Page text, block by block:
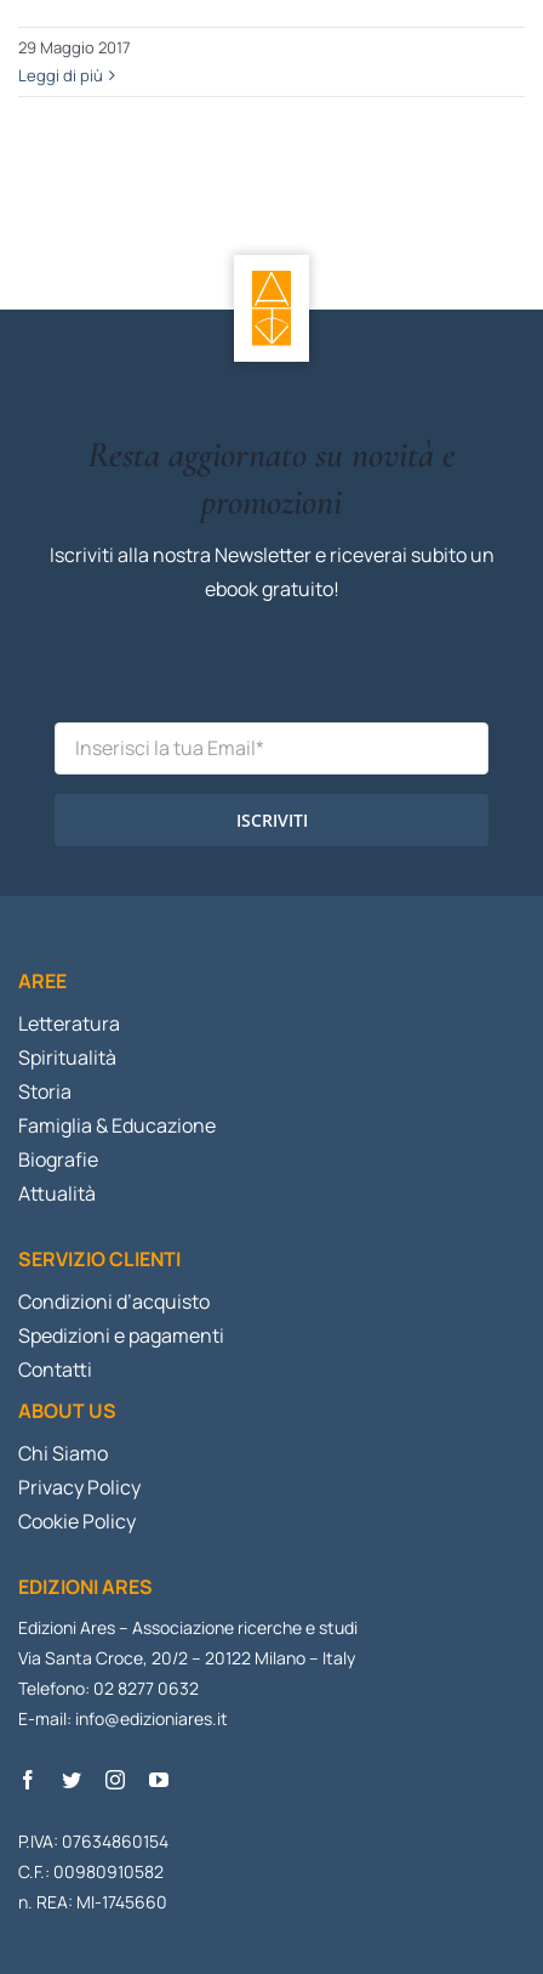
29 Maggio 2017
Leggi di più
Resta aggiornato su novità e
promozioni
Iscriviti alla nostra Newsletter e riceverai subito un
ebook gratuito!
ISCRIVITI
AREE
Letteratura
Spiritualità
Storia
Famiglia & Educazione
Biografie
Attualità
SERVIZIO CLIENTI
Condizioni d’acquisto
Spedizioni e pagamenti
Contatti
ABOUT US
Chi Siamo
Privacy Policy
Cookie Policy
EDIZIONI ARES
Edizioni Ares – Associazione ricerche e studi
Via Santa Croce, 20/2 – 20122 Milano – Italy
Telefono: 02 8277 0632
E-mail: info@edizioniares.it
P.IVA: 07634860154
C.F.: 00980910582
n. REA: MI-1745660